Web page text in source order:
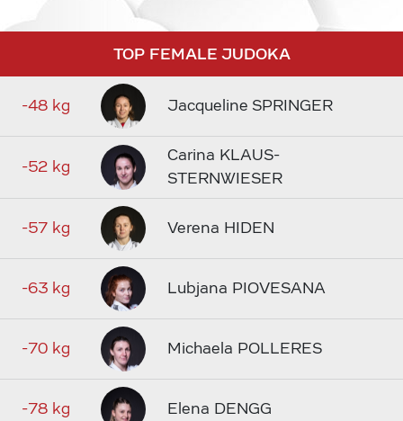
TOP FEMALE JUDOKA
-48 kg Jacqueline SPRINGER
-52 kg
Carina KLAUS-
STERNWIESER
-57 kg Verena HIDEN
-63 kg Lubjana PIOVESANA
-70 kg Michaela POLLERES
-78 kg Elena DENGG